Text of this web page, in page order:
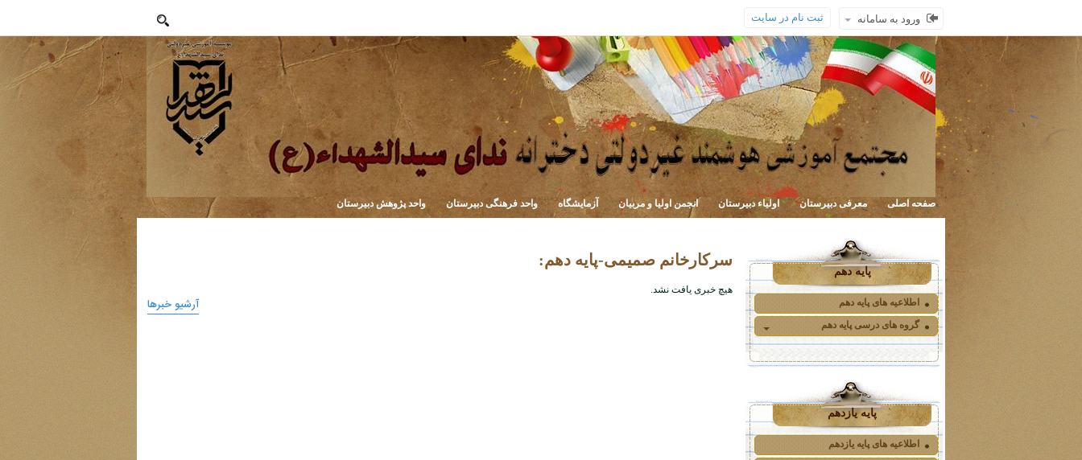
ورود به سامانه ثبت نام در سایت
صفحه اصلی معرفی دبیرستان اولیاء دبیرستان انجمن اولیا و مربیان آزمایشگاه واحد فرهنگی دبیرستان واحد پژوهش دبیرستان
پایه دهم
اطلاعیه های پایه دهم
گروه های درسی پایه دهم
پایه یازدهم
اطلاعیه های پایه یازدهم
سرکارخانم صمیمی-پایه دهم:
هیچ خبری یافت نشد.
آرشیو خبر‌ها